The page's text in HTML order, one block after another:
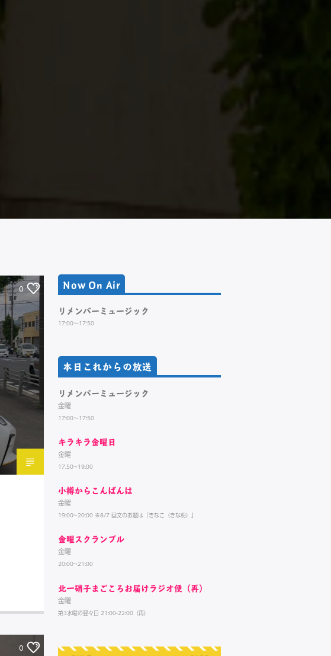
0
0
Now On Air
リメンバーミュージック
17:00～17:50
本日これからの放送
リメンバーミュージック
金曜
17:00～17:50
キラキラ金曜日
金曜
17:50~19:00
小樽からこんばんは
金曜
19:00~20:00 ※8/7 回文のお題は「きなこ（きな粉）」
金曜スクランブル
金曜
20:00~21:00
北一硝子まごころお届けラジオ便（再）
金曜
第3水曜の翌々日 21:00-22:00（再）